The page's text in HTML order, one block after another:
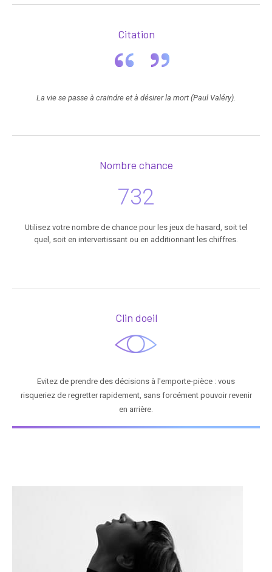
Citation
La vie se passe à craindre et à désirer la mort (Paul Valéry).
Nombre chance
732
Utilisez votre nombre de chance pour les jeux de hasard, soit tel
quel, soit en intervertissant ou en additionnant les chiffres.
Clin doeil
Evitez de prendre des décisions à l'emporte-pièce : vous
risqueriez de regretter rapidement, sans forcément pouvoir revenir
en arrière.